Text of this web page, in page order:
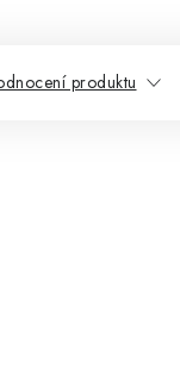
produktu